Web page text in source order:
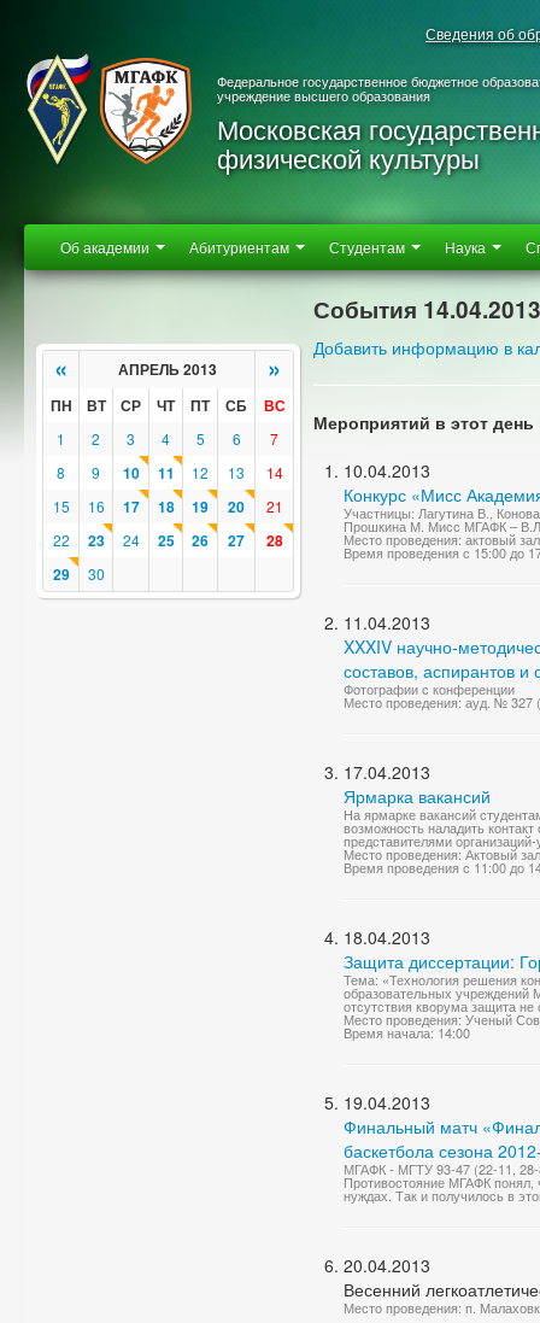
Сведения об
Федеральное государственное бюджетное
учреждение высшего образования
Московская
физической культуры
Об академии Абитуриентам Студентам Наука
« АПРЕЛЬ 2013 »
ПН ВТ СР ЧТ ПТ СБ ВС
1 2 3 4 5 6
7
8
9 10 11 12 13
14
15
16 17 18 19 20
21
22
23 24 25 26 27
28
29
30
События 14.04.2013
Добавить информацию в
Мероприятий в этот день
10.04.2013
Конкурс «Мисс
Участницы: Лагутина В.,
Прошкина М. Мисс МГАФК –
Место проведения: актовый
Время проведения с 15:00 до
11.04.2013
XXXIV научно-
составов, аспирантов
Фотографии с конференции
Место проведения: ауд. №
17.04.2013
Ярмарка вакансий
На ярмарке вакансий
возможность наладить
представителями
Место проведения: Актовый
Время проведения с 11:00 до
18.04.2013
Защита диссертации:
Тема: «Технология решения
образовательных
отсутствия кворума защита не
Место проведения: Ученый
Время начала: 14:00
19.04.2013
Финальный матч
баскетбола сезона
МГАФК - МГТУ 93-47 (22-11,
Противостояние МГАФК понял,
нуждах. Так и получилось в
20.04.2013
Весенний
Место проведения: п.